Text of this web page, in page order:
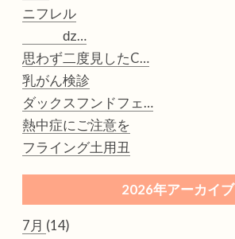
ニフレル
ǳ…
思わず二度見したC…
乳がん検診
ダックスフンドフェ…
熱中症にご注意を
フライング土用丑
2026年アーカイブ
7月 (14)